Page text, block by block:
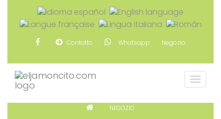
Contatto Whatsapp Negozio
NEGOZIO